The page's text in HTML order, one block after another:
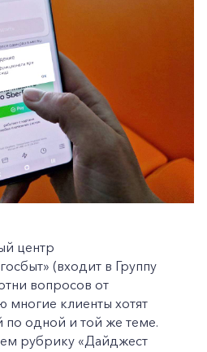
центр
(входит в Группу
вопросов от
многие клиенты хотят
по одной и той же теме.
рубрику «Дайджест